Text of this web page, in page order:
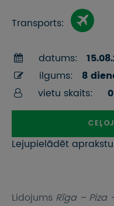
Transports:
datums:
ilgums:
8
vietu skaits:
0
Lejupielādēt aprakstu
Lidojums Rīga – Piza